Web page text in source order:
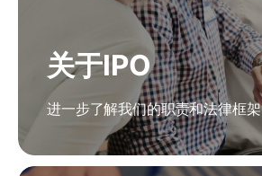
关于IPO
进一步了解我们的职责和法律框架